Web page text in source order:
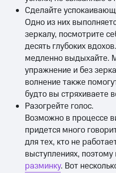
Сделайте
Одно из них
зеркалу, посмотрите
десять глубоких
медленно выдыхайте.
упражнение и без
волнение также
будто вы стряхиваете
Разогрейте голос.
Возможно в процессе
придется много
для тех, кто не
выступлениях,
разминку. Вот